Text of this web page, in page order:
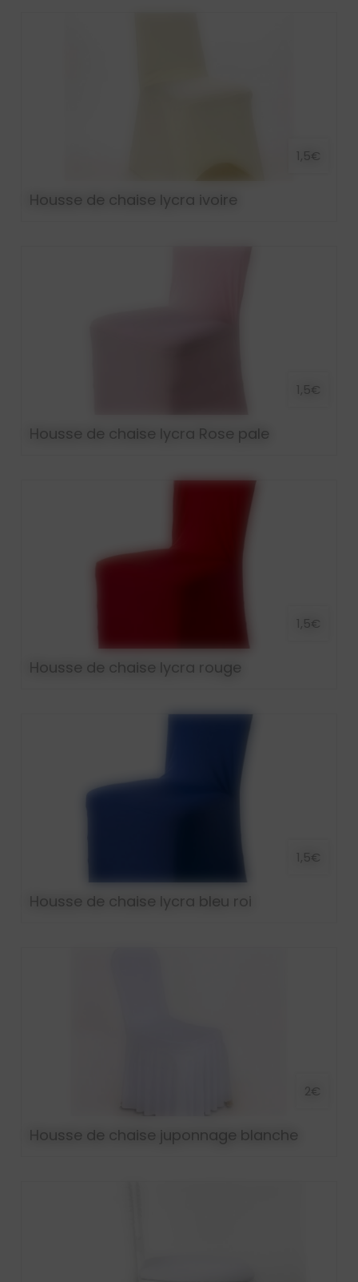
1,5€
Housse de chaise lycra ivoire
1,5€
Housse de chaise lycra Rose pale
1,5€
Housse de chaise lycra rouge
1,5€
Housse de chaise lycra bleu roi
2€
Housse de chaise juponnage blanche